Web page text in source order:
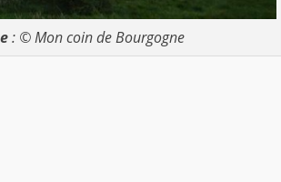
: © Mon coin de Bourgogne